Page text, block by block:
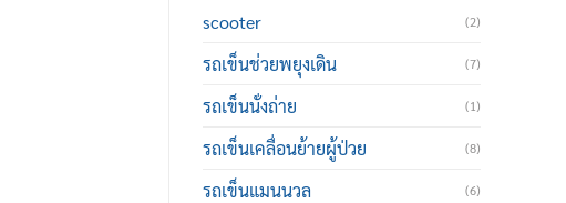
scooter (2)
รถเข็นช่วยพยุงเดิน (7)
รถเข็นนั่งถ่าย (1)
รถเข็นเคลื่อนย้ายผู้ป่วย (8)
รถเข็นแมนนวล (6)